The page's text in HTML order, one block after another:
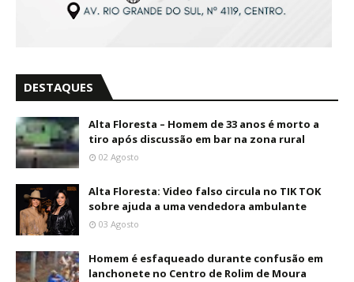
DESTAQUES
Alta Floresta – Homem de 33 anos é morto a
tiro após discussão em bar na zona rural
02 Agosto
Alta Floresta: Video falso circula no TIK TOK
sobre ajuda a uma vendedora ambulante
03 Agosto
Homem é esfaqueado durante confusão em
lanchonete no Centro de Rolim de Moura